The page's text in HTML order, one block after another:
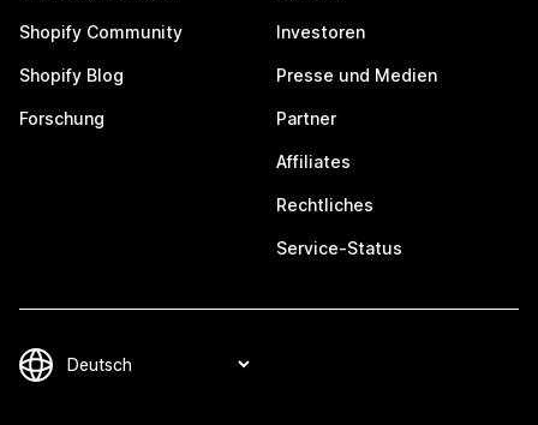
Shopify Community
Shopify Blog
Forschung
Investoren
Presse und Medien
Partner
Affiliates
Rechtliches
Service-Status